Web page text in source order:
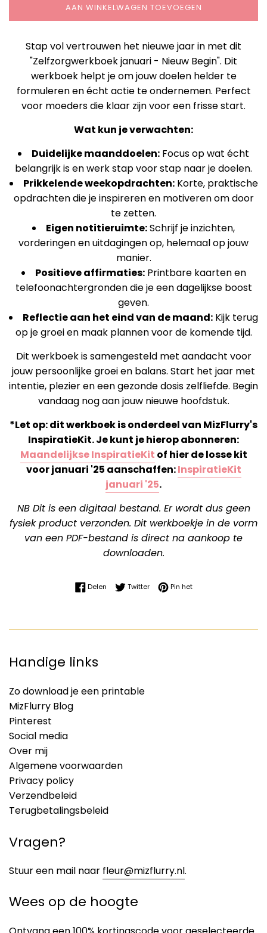
AAN WINKELWAGEN TOEVOEGEN
Stap vol vertrouwen het nieuwe jaar in met dit
"Zelfzorgwerkboek januari - Nieuw Begin". Dit
werkboek helpt je om jouw doelen helder te
formuleren en écht actie te ondernemen. Perfect
voor moeders die klaar zijn voor een frisse start.
Wat kun je verwachten:
Duidelijke maanddoelen: Focus op wat écht
belangrijk is en werk stap voor stap naar je doelen.
Prikkelende weekopdrachten: Korte, praktische
opdrachten die je inspireren en motiveren om door
te zetten.
Eigen notitieruimte:Schrijf je inzichten,
vorderingen en uitdagingen op, helemaal op jouw
manier.
Positieve affirmaties: Printbare kaarten en
telefoonachtergronden die je een dagelijkse boost
geven.
Reflectie aan het eind van de maand: Kijk terug
op je groei en maak plannen voor de komende tijd.
Dit werkboek is samengesteld met aandacht voor
jouw persoonlijke groei en balans. Start het jaar met
intentie, plezier en een gezonde dosis zelfliefde. Begin
vandaag nog aan jouw nieuwe hoofdstuk.
*Let op: dit werkboek is onderdeel van MizFlurry's
InspiratieKit. Je kunt je hierop abonneren:
Maandelijkse InspiratieKit of hier de losse kit
voor januari '25 aanschaffen:InspiratieKit
januari '25.
NB Dit is een digitaal bestand. Er wordt dus geen
fysiek product verzonden. Dit werkboekje in de vorm
van een PDF-bestand is direct na aankoop te
downloaden.
DelenDelen op Facebook
TwitterTwitteren op Twitter
Pin hetPinnen op Pinterest
Handige links
Zo download je een printable
MizFlurry Blog
Pinterest
Social media
Over mij
Algemene voorwaarden
Privacy policy
Verzendbeleid
Terugbetalingsbeleid
Vragen?
Stuur een mail naar fleur@mizflurry.nl.
Wees op de hoogte